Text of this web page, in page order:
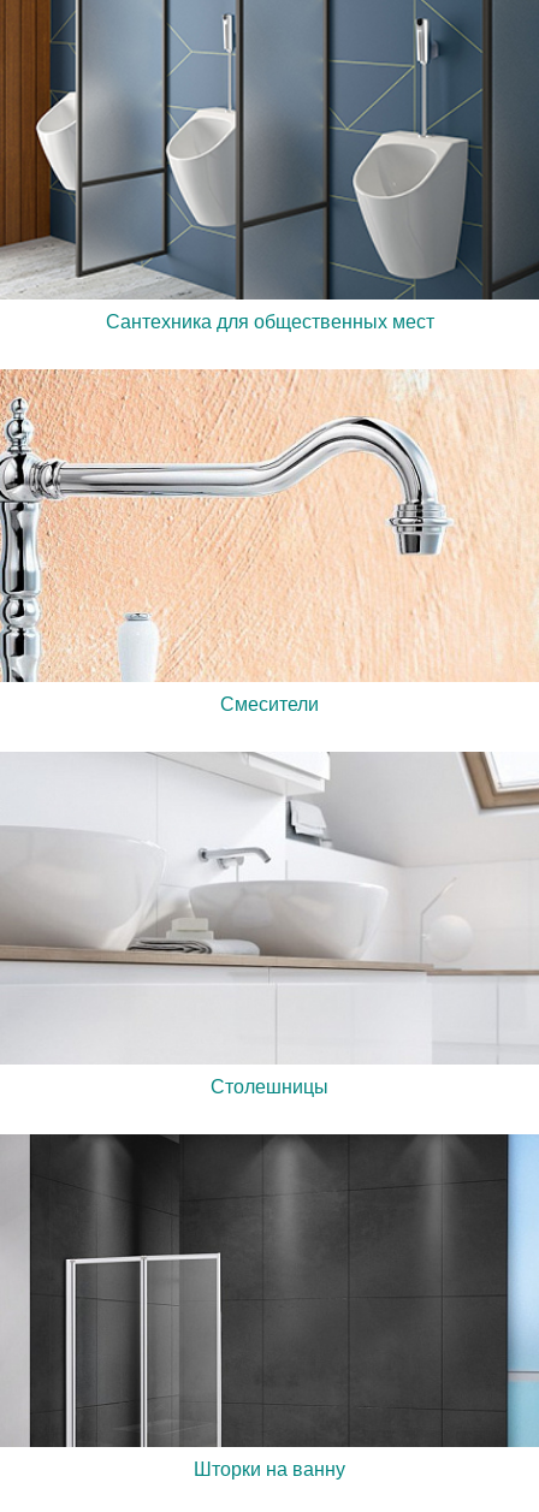
Сантехника для общественных мест
Смесители
Столешницы
Шторки на ванну